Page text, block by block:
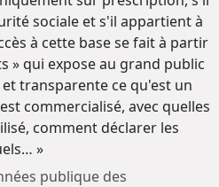
sociale et s'il appartient à
à cette base se fait à partir
» qui expose au grand public
transparente ce qu'est un
commercialisé, avec quelles
comment déclarer les
»
publique des